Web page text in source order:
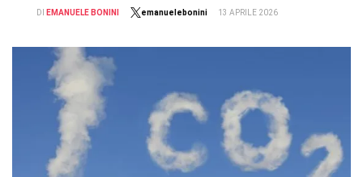
DI EMANUELE BONINI emanuelebonini 13 APRILE 2026